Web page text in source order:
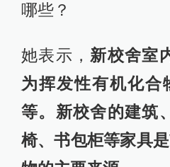
哪些？
她表示， 新校舍室
为挥发性有机化合
等。新校舍的建筑
椅、书包柜等家具